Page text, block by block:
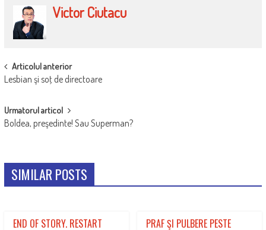
Victor Ciutacu
POST
NAVIGATION
Articolul anterior
Lesbian şi soţ de directoare
Urmatorul articol
Boldea, preşedinte! Sau Superman?
SIMILAR POSTS
END OF STORY. RESTART
PRAF ŞI PULBERE PESTE